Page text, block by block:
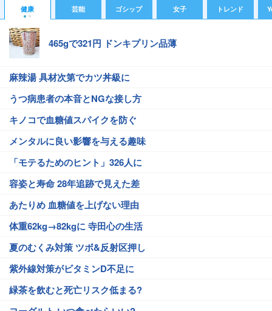
健康 芸能 ゴシップ 女子 トレンド
465gで321円 ドンキプリン品薄
麻辣湯 具材次第でカツ丼級に
うつ病患者の本音とNGな接し方
キノコで血糖値スパイクを防ぐ
メンタルに良い影響を与える趣味
「モテるためのヒント」326人に
容姿と寿命 28年追跡で見えた差
あたりめ 血糖値を上げない理由
体重62kg→82kgに 寺田心の生活
夏のむくみ対策 ツボ&反射区押し
紫外線対策がビタミンD不足に
緑茶を飲むと死亡リスク低まる?